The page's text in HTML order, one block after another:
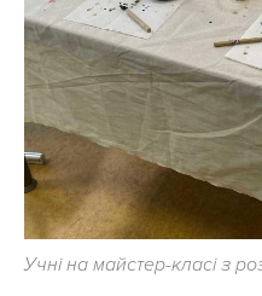
Учні на майстер-класі з